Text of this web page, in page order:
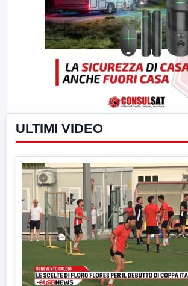
ULTIMI VIDEO